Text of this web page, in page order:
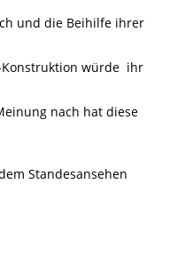
und die Beihilfe ihrer
würde ihr
nach hat diese
Standesansehen